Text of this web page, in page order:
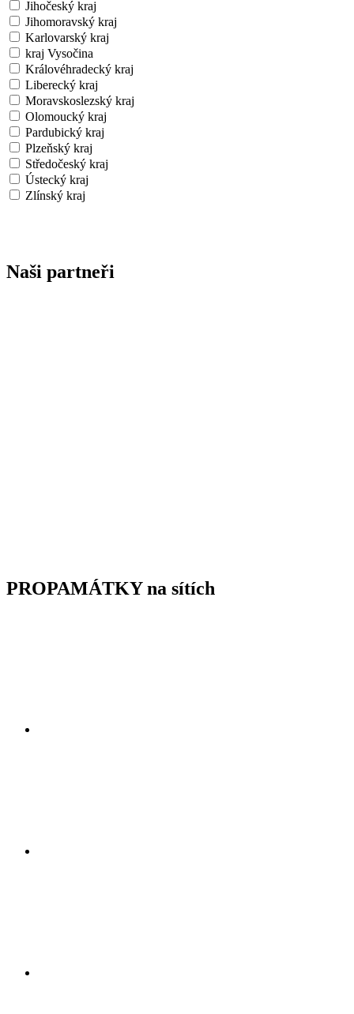
Jihočeský kraj
Jihomoravský kraj
Karlovarský kraj
kraj Vysočina
Královéhradecký kraj
Liberecký kraj
Moravskoslezský kraj
Olomoucký kraj
Pardubický kraj
Plzeňský kraj
Středočeský kraj
Ústecký kraj
Zlínský kraj
Naši partneři
PROPAMÁTKY na sítích